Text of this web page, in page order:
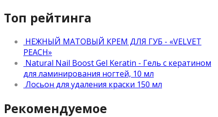
Топ рейтинга
НЕЖНЫЙ МАТОВЫЙ КРЕМ ДЛЯ ГУБ - «VELVET
PEACH»
Natural Nail Boost Gel Keratin - Гель с кератином
для ламинирования ногтей, 10 мл
Лосьон для удаления краски 150 мл
Рекомендуемое